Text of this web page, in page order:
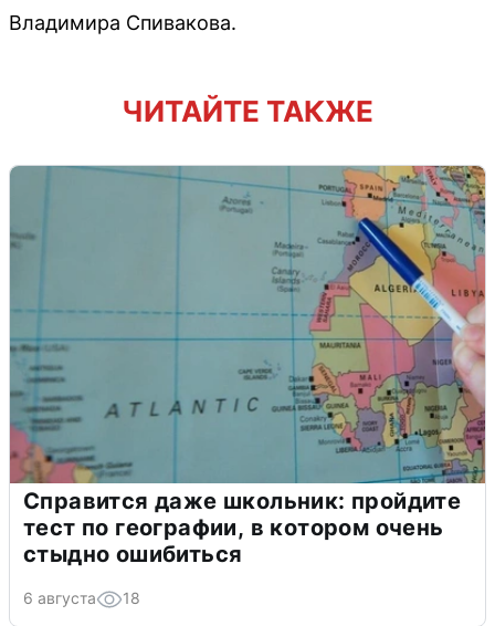
Владимира Спивакова.
ЧИТАЙТЕ ТАКЖЕ
Справится даже школьник: пройдите
тест по географии, в котором очень
стыдно ошибиться
6 августа 18